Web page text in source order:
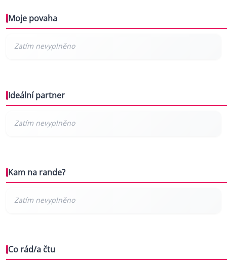
Moje povaha
Ideální partner
Kam na rande?
Co rád/a čtu